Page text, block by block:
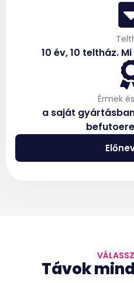
10 év, 10 teltház.
Érmek
a saját
Távok